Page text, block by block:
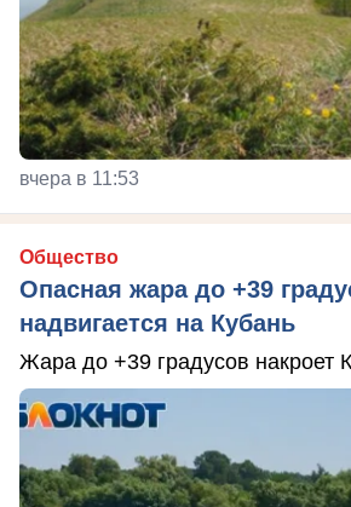
вчера в 11:53
Общество
Опасная жара до +39
надвигается на Кубань
Жара до +39 градусов накроет